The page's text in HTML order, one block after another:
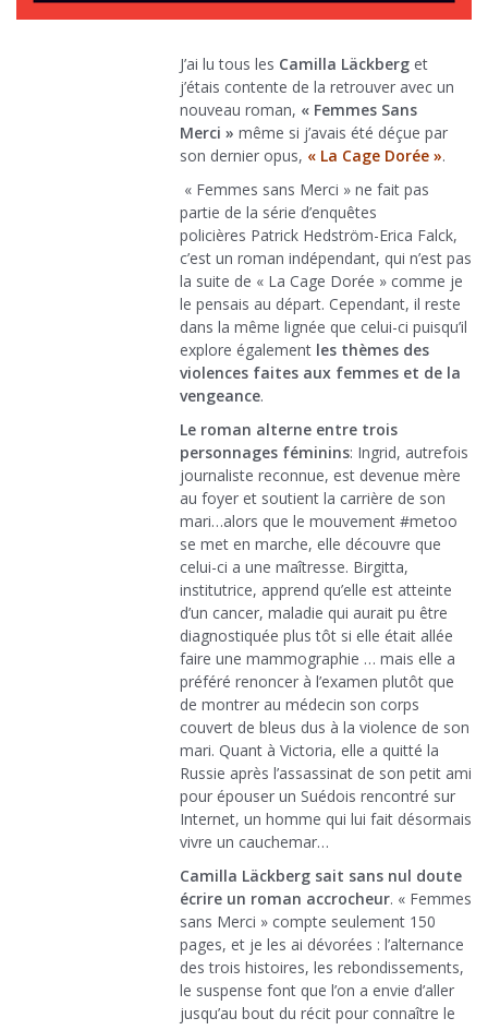
J’ai lu tous les Camilla Läckberg et
j’étais contente de la retrouver avec un
nouveau roman, « Femmes Sans
Merci » même si j’avais été déçue par
son dernier opus, « La Cage Dorée ».
« Femmes sans Merci » ne fait pas
partie de la série d’enquêtes
policières Patrick Hedström-Erica Falck,
c’est un roman indépendant, qui n’est pas
la suite de « La Cage Dorée » comme je
le pensais au départ. Cependant, il reste
dans la même lignée que celui-ci puisqu’il
explore également les thèmes des
violences faites aux femmes et de la
vengeance.
Le roman alterne entre trois
personnages féminins: Ingrid, autrefois
journaliste reconnue, est devenue mère
au foyer et soutient la carrière de son
mari…alors que le mouvement #metoo
se met en marche, elle découvre que
celui-ci a une maîtresse. Birgitta,
institutrice, apprend qu’elle est atteinte
d’un cancer, maladie qui aurait pu être
diagnostiquée plus tôt si elle était allée
faire une mammographie … mais elle a
préféré renoncer à l’examen plutôt que
de montrer au médecin son corps
couvert de bleus dus à la violence de son
mari. Quant à Victoria, elle a quitté la
Russie après l’assassinat de son petit ami
pour épouser un Suédois rencontré sur
Internet, un homme qui lui fait désormais
vivre un cauchemar…
Camilla Läckberg sait sans nul doute
écrire un roman accrocheur. « Femmes
sans Merci » compte seulement 150
pages, et je les ai dévorées : l’alternance
des trois histoires, les rebondissements,
le suspense font que l’on a envie d’aller
jusqu’au bout du récit pour connaître le